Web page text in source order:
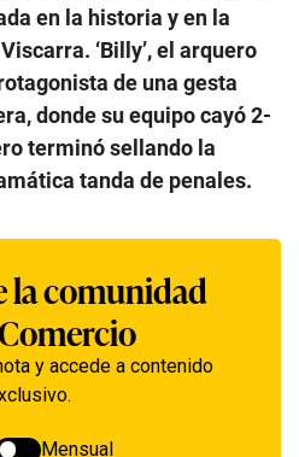
en la historia y en la
‘Billy’, el arquero
de una gesta
donde su equipo cayó 2-
terminó sellando la
tanda de penales.